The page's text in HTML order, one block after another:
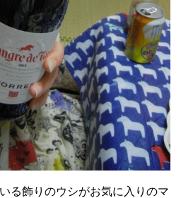
る飾りのウシがお気に入りのマ